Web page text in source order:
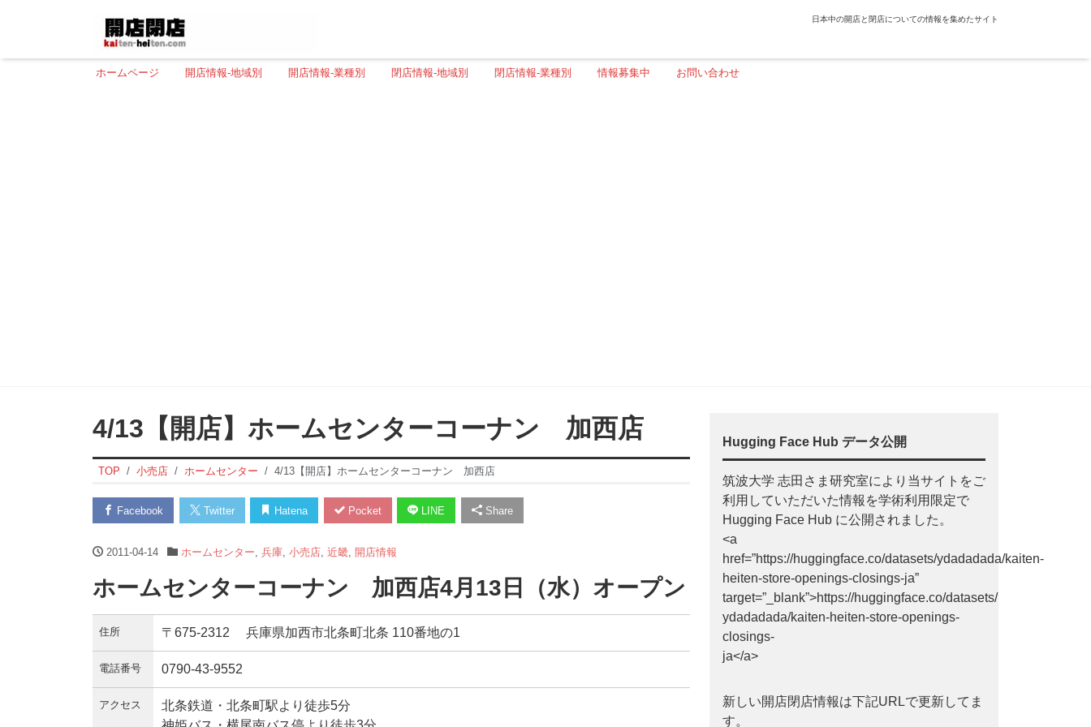
日本中の開店と閉店についての情報を集めたサイト
ホームページ 開店情報-地域別 開店情報-業種別 閉店情報-地域別 閉店情報-業種別 情報募集中 お問い合わせ
4/13【開店】ホームセンターコーナン 加西店
TOP 小売店 ホームセンター 4/13【開店】ホームセンターコーナン 加西店
Facebook Twitter Hatena Pocket LINE Share
2011-04-14 ホームセンター 兵庫, 小売店, 近畿, 開店情報
ホームセンターコーナン 加西店4月13日（水）オープン
住所 〒675-2312 兵庫県加西市北条町北条 110番地の1
電話番号 0790-43-9552
アクセス
北条鉄道・北条町駅より徒歩5分
Hugging Face Hub データ公開
筑波大学 志田さま研究室により当サイトをご
利用していただいた情報を学術利用限定で
Hugging Face Hub に公開されました。
<a
href=”https://huggingface.co/datasets/ydadadada/kaiten-
heiten-store-openings-closings-ja”
target=”_blank”>https://huggingface.co/datasets/
ydadadada/kaiten-heiten-store-openings-
closings-
ja</a>
新しい開店閉店情報は下記URLで更新してま
す。